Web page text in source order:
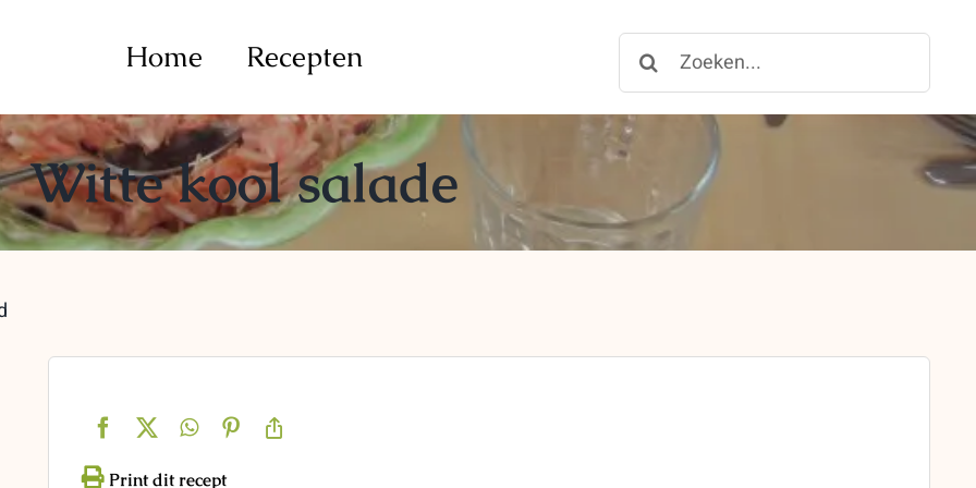
Home Recepten
for:
Witte kool salade